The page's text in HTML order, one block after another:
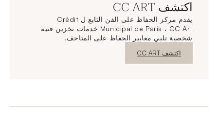
اكتشف CC ART
يقدم مركز الحفاظ على الفن التابع ل Crédit
Municipal de Paris ، CC Art خدمات تخزين فنية
شخصية تلبي معايير الحفاظ على المتاحف.
نافذة جديدة
اكتشف CC ART